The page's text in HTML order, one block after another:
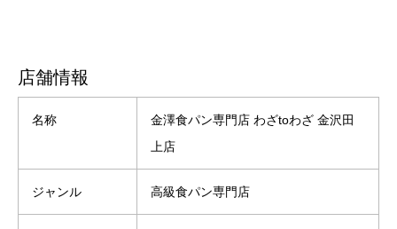
店舗情報
名称
金澤食パン専門店 わざtoわざ 金沢田
上店
ジャンル 高級食パン専門店